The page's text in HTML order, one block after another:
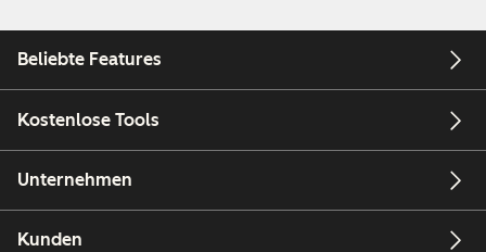
Beliebte Features
Kostenlose Tools
Unternehmen
Kunden